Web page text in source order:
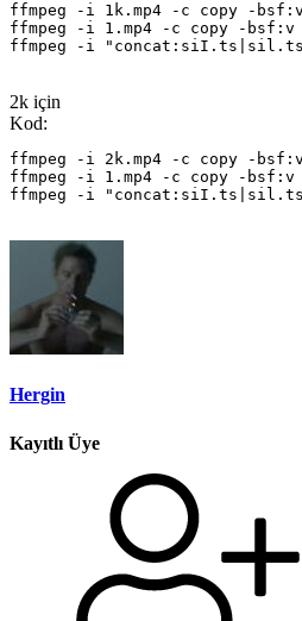
ffmpeg -i 1k.mp4 -c copy -
ffmpeg -i 1.mp4 -c copy -bsf:v
ffmpeg -i "concat:siI.ts|sil.ts"
2k için
Kod:
ffmpeg -i 2k.mp4 -c copy -
ffmpeg -i 1.mp4 -c copy -bsf:v
ffmpeg -i "concat:siI.ts|sil.ts"
Hergin
Kayıtlı Üye